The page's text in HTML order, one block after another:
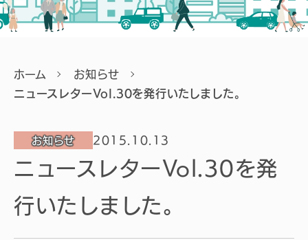
ホーム
お知らせ
ニュースレターVol.30を発行いたしました。
お知らせ 2015.10.13
ニュースレターVol.30を発
行いたしました。